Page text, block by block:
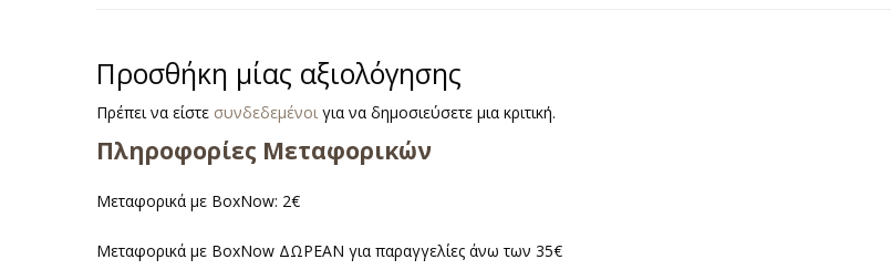
Προσθήκη μίας αξιολόγησης
Πρέπει να είστε συνδεδεμένοιγια να δημοσιεύσετε μια κριτική.
Πληροφορίες Μεταφορικών
Μεταφορικά με BoxNow: 2€
Μεταφορικά με BoxNow ΔΩΡΕΑΝ για παραγγελίες άνω των 35€